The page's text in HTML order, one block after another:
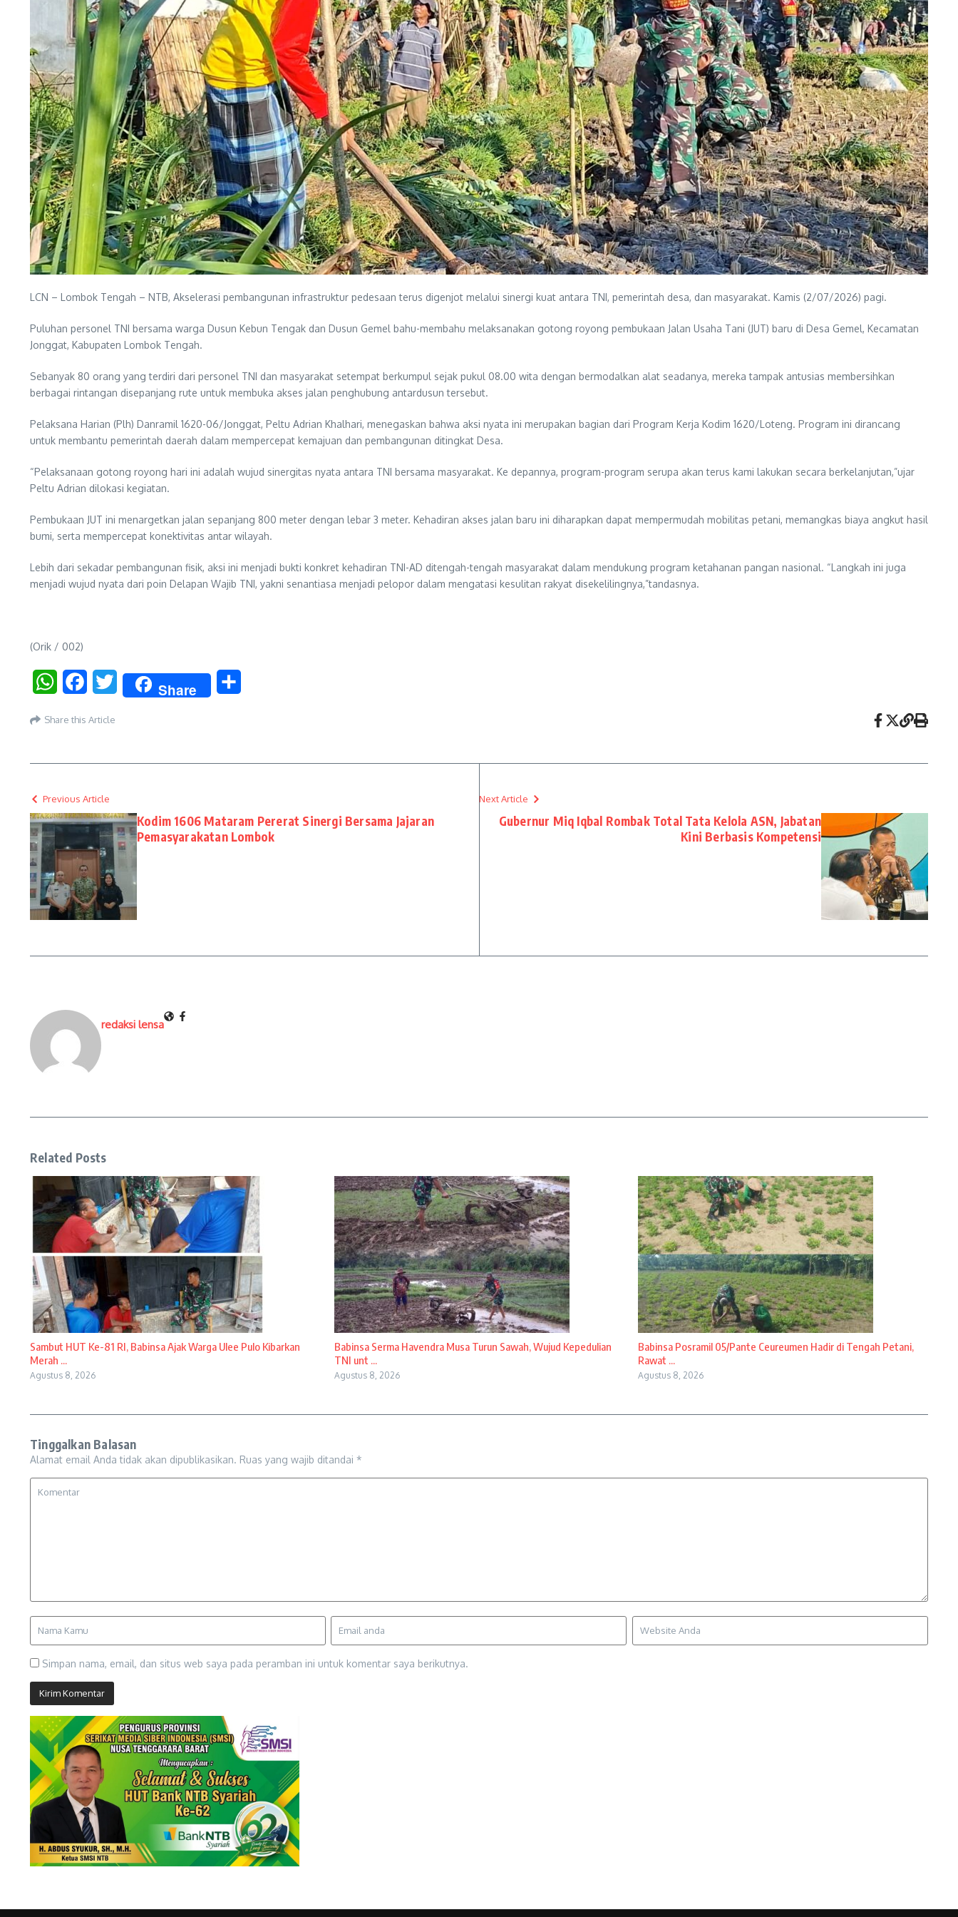
LCN – Lombok Tengah – NTB, Akselerasi pembangunan infrastruktur pedesaan terus digenjot melalui sinergi kuat antara TNI, pemerintah desa, dan masyarakat. Kamis (2/07/2026) pagi.
Puluhan personel TNI bersama warga Dusun Kebun Tengak dan Dusun Gemel bahu-membahu melaksanakan gotong royong pembukaan Jalan Usaha Tani (JUT) baru di Desa Gemel, Kecamatan
Jonggat, Kabupaten Lombok Tengah.
Sebanyak 80 orang yang terdiri dari personel TNI dan masyarakat setempat berkumpul sejak pukul 08.00 wita dengan bermodalkan alat seadanya, mereka tampak antusias membersihkan
berbagai rintangan disepanjang rute untuk membuka akses jalan penghubung antardusun tersebut.
Pelaksana Harian (Plh) Danramil 1620-06/Jonggat, Peltu Adrian Khalhari, menegaskan bahwa aksi nyata ini merupakan bagian dari Program Kerja Kodim 1620/Loteng. Program ini dirancang
untuk membantu pemerintah daerah dalam mempercepat kemajuan dan pembangunan ditingkat Desa.
“Pelaksanaan gotong royong hari ini adalah wujud sinergitas nyata antara TNI bersama masyarakat. Ke depannya, program-program serupa akan terus kami lakukan secara berkelanjutan,”ujar
Peltu Adrian dilokasi kegiatan.
Pembukaan JUT ini menargetkan jalan sepanjang 800 meter dengan lebar 3 meter. Kehadiran akses jalan baru ini diharapkan dapat mempermudah mobilitas petani, memangkas biaya angkut hasil
bumi, serta mempercepat konektivitas antar wilayah.
Lebih dari sekadar pembangunan fisik, aksi ini menjadi bukti konkret kehadiran TNI-AD ditengah-tengah masyarakat dalam mendukung program ketahanan pangan nasional. “Langkah ini juga
menjadi wujud nyata dari poin Delapan Wajib TNI, yakni senantiasa menjadi pelopor dalam mengatasi kesulitan rakyat disekelilingnya,”tandasnya.
(Orik / 002)
WhatsAppFacebookTwitter Share
Share this Article
Previous Article
Kodim 1606 Mataram Pererat Sinergi Bersama Jajaran
Pemasyarakatan Lombok
Next Article
Gubernur Miq Iqbal Rombak Total Tata Kelola ASN, Jabatan
Kini Berbasis Kompetensi
redaksi lensa
Related Posts
Sambut HUT Ke-81 RI, Babinsa Ajak Warga Ulee Pulo Kibarkan
Merah ...
Agustus 8, 2026
Babinsa Serma Havendra Musa Turun Sawah, Wujud Kepedulian
TNI unt ...
Agustus 8, 2026
Babinsa Posramil 05/Pante Ceureumen Hadir di Tengah Petani,
Rawat ...
Agustus 8, 2026
Tinggalkan Balasan
Alamat email Anda tidak akan dipublikasikan. Ruas yang wajib ditandai *
Simpan nama, email, dan situs web saya pada peramban ini untuk komentar saya berikutnya.